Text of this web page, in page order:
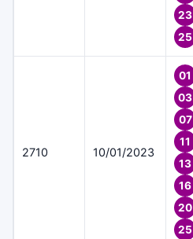
23
25
2710 10/01/2023
01
03
07
11
13
16
20
25